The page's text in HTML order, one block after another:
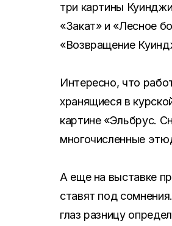
три картины
«Закат» и «Лесное
«Возвращение
Интересно, что
хранящиеся в
картине «Эльбрус.
многочисленные
А еще на выставке
ставят под
глаз разницу